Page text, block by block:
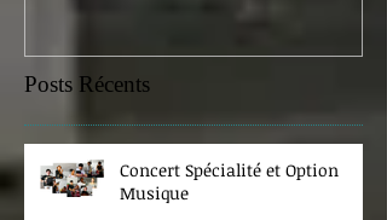
Posts Récents
Concert Spécialité et Option
Musique